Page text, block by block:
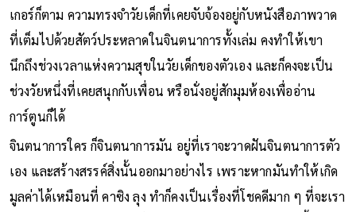
เกอร์ก็ตาม ความทรงจำวัยเด็กที่เคยจับจ้องอยู่กับหนังสือภาพวาด
ที่เต็มไปด้วยสัตว์ประหลาดในจินตนาการทั้งเล่ม คงทำให้เขา
นึกถึงช่วงเวลาแห่งความสุขในวัยเด็กของตัวเอง และก็คงจะเป็น
ช่วงวัยหนึ่งที่เคยสนุกกับเพื่อน หรือนั่งอยู่สักมุมห้องเพื่ออ่าน
การ์ตูนก็ได้
จินตนาการใคร ก็จินตนาการมัน อยู่ที่เราจะวาดฝันจินตนาการตัว
เอง และสร้างสรรค์สิ่งนั้นออกมาอย่างไร เพราะหากมันทำให้เกิด
มูลค่าได้เหมือนที่ คาซิง ลุง ทำก็คงเป็นเรื่องที่โชคดีมาก ๆ ที่จะเรา